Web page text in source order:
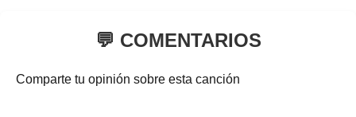
💬 COMENTARIOS
Comparte tu opinión sobre esta canción